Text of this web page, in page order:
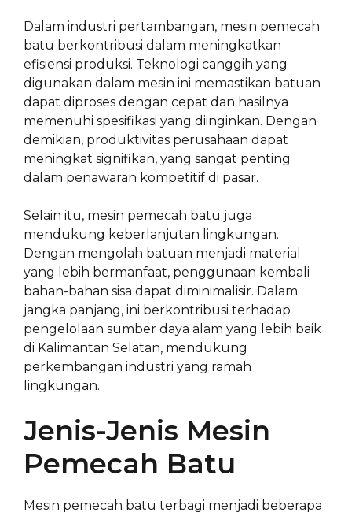
Dalam industri pertambangan, mesin pemecah
batu berkontribusi dalam meningkatkan
efisiensi produksi. Teknologi canggih yang
digunakan dalam mesin ini memastikan batuan
dapat diproses dengan cepat dan hasilnya
memenuhi spesifikasi yang diinginkan. Dengan
demikian, produktivitas perusahaan dapat
meningkat signifikan, yang sangat penting
dalam penawaran kompetitif di pasar.
Selain itu, mesin pemecah batu juga
mendukung keberlanjutan lingkungan.
Dengan mengolah batuan menjadi material
yang lebih bermanfaat, penggunaan kembali
bahan-bahan sisa dapat diminimalisir. Dalam
jangka panjang, ini berkontribusi terhadap
pengelolaan sumber daya alam yang lebih baik
di Kalimantan Selatan, mendukung
perkembangan industri yang ramah
lingkungan.
Jenis-Jenis Mesin
Pemecah Batu
Mesin pemecah batu terbagi menjadi beberapa